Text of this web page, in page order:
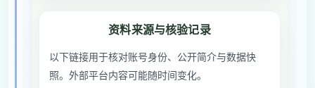
资料来源与核验记录
以下链接用于核对账号身份、公开简介与数据快
照。外部平台内容可能随时间变化。